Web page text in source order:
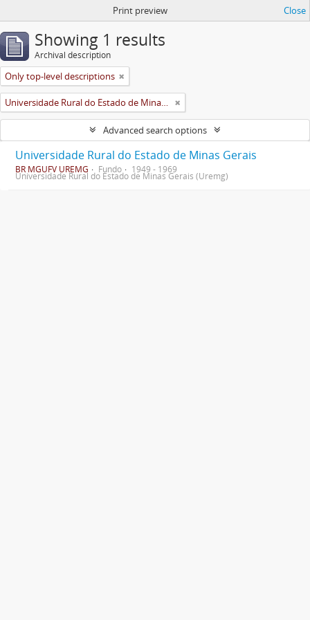
Print preview Close
Showing 1 results
Archival description
Only top-level descriptions
Universidade Rural do Estado de Minas Gerais (Uremg)
Advanced search options
Universidade Rural do Estado de Minas Gerais
BR MGUFV UREMG Fundo 1949 - 1969
Universidade Rural do Estado de Minas Gerais (Uremg)